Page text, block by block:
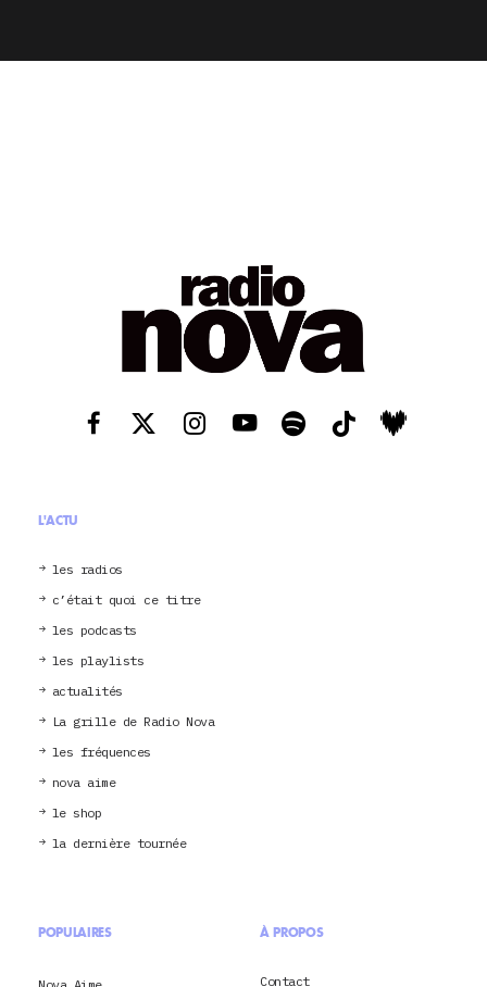
L'ACTU
les radios
c’était quoi ce titre
les podcasts
les playlists
actualités
La grille de Radio Nova
les fréquences
nova aime
le shop
la dernière tournée
POPULAIRES À PROPOS
Contact